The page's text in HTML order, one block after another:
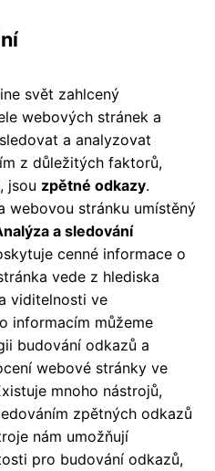
svět zahlcený
webových stránek a
a analyzovat
z důležitých faktorů,
jsou zpětné odkazy.
webovou stránku umístěný
a sledování
cenné informace o
vede z hlediska
viditelnosti ve
informacím můžeme
budování odkazů a
webové stránky ve
mnoho nástrojů,
zpětných odkazů
nám umožňují
pro budování odkazů,